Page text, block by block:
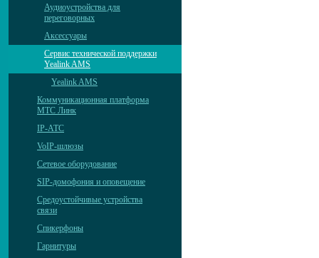
Аудиоустройства для
переговорных
Аксессуары
Сервис технической поддержки
Yealink AMS
Yealink AMS
Коммуникационная платформа
МТС Линк
IP-АТС
VoIP-шлюзы
Сетевое оборудование
SIP-домофония и оповещение
Средоустойчивые устройства
связи
Спикерфоны
Гарнитуры